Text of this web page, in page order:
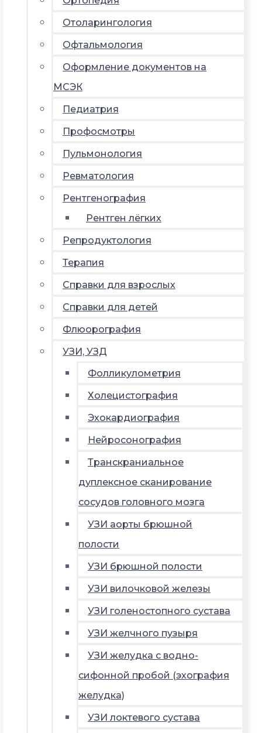
Отоларингология
Офтальмология
Оформление документов на
МСЭК
Педиатрия
Профосмотры
Пульмонология
Ревматология
Рентгенография
Рентген лёгких
Репродуктология
Терапия
Справки для взрослых
Справки для детей
Флюорография
УЗИ, УЗД
Фолликулометрия
Холецистография
Эхокардиография
Нейросонография
Транскраниальное
дуплексное сканирование
сосудов головного мозга
УЗИ аорты брюшной
полости
УЗИ брюшной полости
УЗИ вилочковой железы
УЗИ голеностопного сустава
УЗИ желчного пузыря
УЗИ желудка с водно-
сифонной пробой (эхография
желудка)
УЗИ локтевого сустава